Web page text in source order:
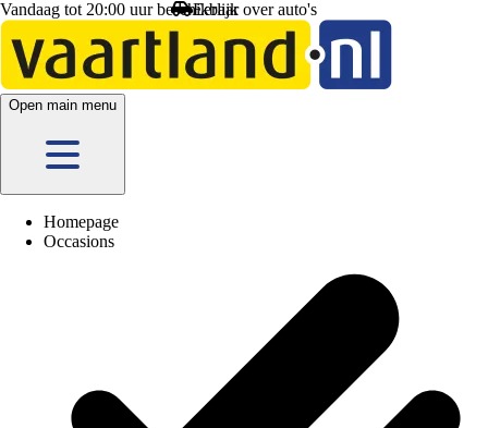
Vandaag tot 20:00 uur beschikbaar
Open main menu
Homepage
Occasions